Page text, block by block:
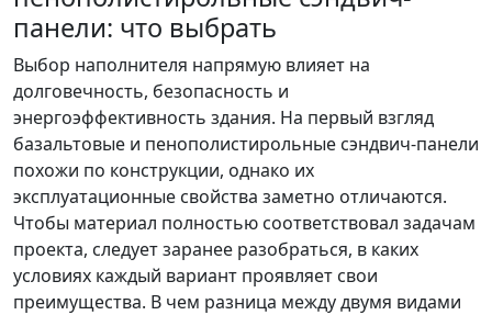
панели: что выбрать
Выбор наполнителя напрямую влияет на
долговечность, безопасность и
энергоэффективность здания. На первый взгляд
базальтовые и пенополистирольные сэндвич-панели
похожи по конструкции, однако их
эксплуатационные свойства заметно отличаются.
Чтобы материал полностью соответствовал задачам
проекта, следует заранее разобраться, в каких
условиях каждый вариант проявляет свои
преимущества. В чем разница между двумя видами